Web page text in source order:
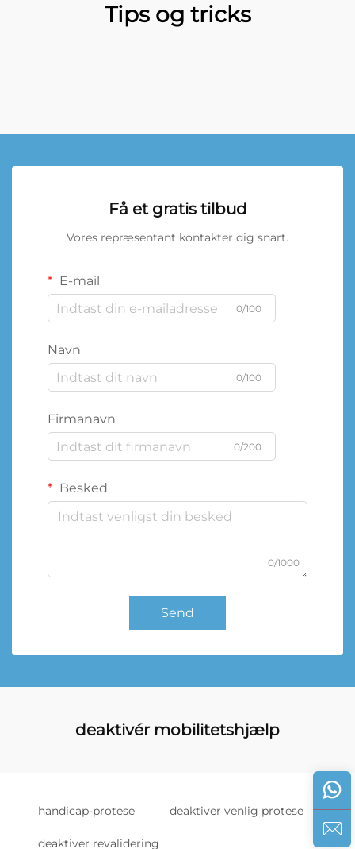
Tips og tricks
Få et gratis tilbud
Vores repræsentant kontakter dig snart.
E-mail
0/100
Navn
0/100
Firmanavn
0/200
Besked
0/1000
Send
deaktivér mobilitetshjælp
handicap-protese deaktiver venlig protese
deaktiver revalidering